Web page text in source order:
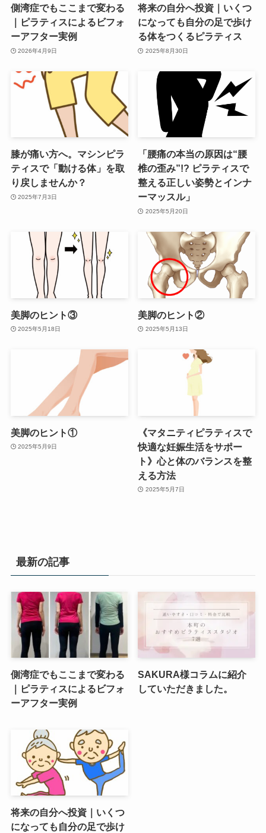
側湾症でもここまで変わる
｜ピラティスによるビフォ
ーアフター実例
2026年4月9日
将来の自分へ投資｜いくつ
になっても自分の足で歩け
る体をつくるピラティス
2025年8月30日
膝が痛い方へ。マシンピラ
ティスで「動ける体」を取
り戻しませんか？
2025年7月3日
「腰痛の本当の原因は“腰
椎の歪み”!? ピラティスで
整える正しい姿勢とインナ
ーマッスル」
2025年5月20日
美脚のヒント③
2025年5月18日
美脚のヒント②
2025年5月13日
美脚のヒント①
2025年5月9日
《マタニティピラティスで
快適な妊娠生活をサポー
ト》心と体のバランスを整
える方法
2025年5月7日
最新の記事
側湾症でもここまで変わる
｜ピラティスによるビフォ
ーアフター実例
SAKURA様コラムに紹介
していただきました。
将来の自分へ投資｜いくつ
になっても自分の足で歩け